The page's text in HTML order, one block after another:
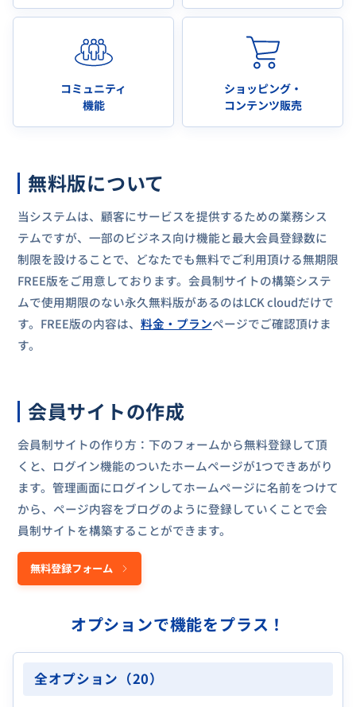
コミュニティ
機能
ショッピング・
コンテンツ販売
無料版について
当システムは、顧客にサービスを提供するための業務シス
テムですが、一部のビジネス向け機能と最大会員登録数に
制限を設けることで、どなたでも無料でご利用頂ける無期限
FREE版をご用意しております。会員制サイトの構築システ
ムで使用期限のない永久無料版があるのはLCK cloudだけで
す。FREE版の内容は、 料金・プランページでご確認頂けま
す。
会員サイトの作成
会員制サイトの作り方：下のフォームから無料登録して頂
くと、ログイン機能のついたホームページが1つできあがり
ます。管理画面にログインしてホームページに名前をつけて
から、ページ内容をブログのように登録していくことで会
員制サイトを構築することができます。
無料登録フォーム
オプションで機能をプラス！
全オプション（20）